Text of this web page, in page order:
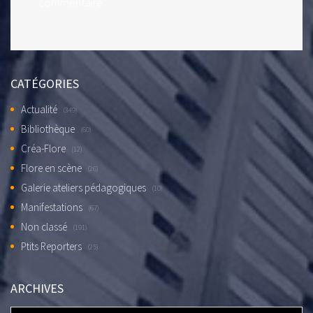
CATÉGORIES
Actualité (349)
Bibliothèque (60)
Créa-Flore (12)
Flore en scène (26)
Galerie ateliers pédagogiques (10)
Manifestations (67)
Non classé (191)
Ptits Reporters (25)
ARCHIVES